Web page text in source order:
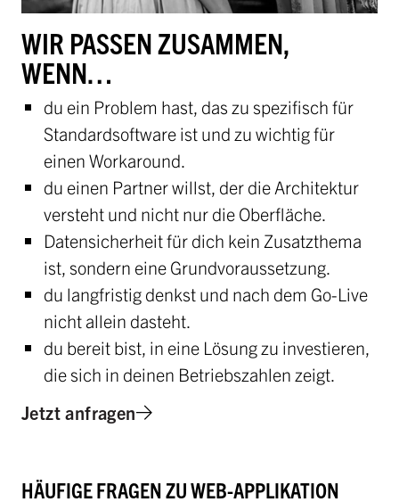
WIR PASSEN ZUSAMMEN,
WENN…
du ein Problem hast, das zu spezifisch für
Standardsoftware ist und zu wichtig für
einen Workaround.
du einen Partner willst, der die Architektur
versteht und nicht nur die Oberfläche.
Datensicherheit für dich kein Zusatzthema
ist, sondern eine Grundvoraussetzung.
du langfristig denkst und nach dem Go-Live
nicht allein dasteht.
du bereit bist, in eine Lösung zu investieren,
die sich in deinen Betriebszahlen zeigt.
Jetzt anfragen
HÄUFIGE FRAGEN ZU WEB-APPLIKATION